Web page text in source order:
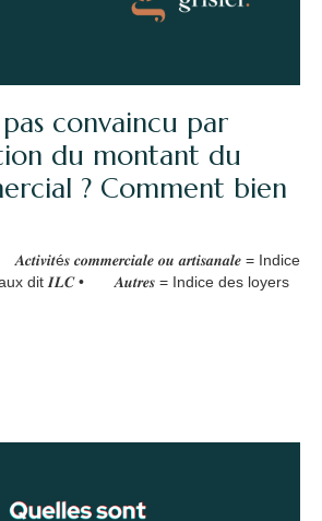
pas convaincu par
du montant du
? Comment bien
𝒄𝒐𝒎𝒎𝒆𝒓𝒄𝒊𝒂𝒍𝒆 𝒐𝒖 𝒂𝒓𝒕𝒊𝒔𝒂𝒏𝒂𝒍𝒆 = Indice
dit 𝑰𝑳𝑪 • 𝑨𝒖𝒕𝒓𝒆𝒔 = Indice des loyers